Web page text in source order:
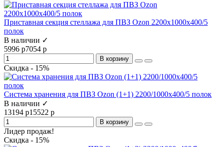
Приставная секция стеллажа для ПВЗ Ozon 2200х1000х400/5
полок
В наличии ✓
5996 р7054 р
В корзину
Скидка - 15%
Система хранения для ПВЗ Ozon (1+1) 2200/1000x400/5 полок
В наличии ✓
13194 р15522 р
В корзину
Лидер продаж!
Скидка - 15%